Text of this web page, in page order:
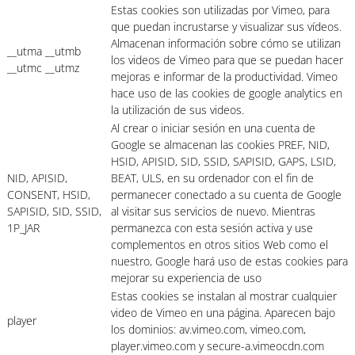
__utma __utmb
__utmc __utmz
Estas cookies son utilizadas por Vimeo, para
que puedan incrustarse y visualizar sus vídeos.
Almacenan información sobre cómo se utilizan
los videos de Vimeo para que se puedan hacer
mejoras e informar de la productividad. Vimeo
hace uso de las cookies de google analytics en
la utilización de sus videos.
NID, APISID,
CONSENT, HSID,
SAPISID, SID, SSID,
1P_JAR
Al crear o iniciar sesión en una cuenta de
Google se almacenan las cookies PREF, NID,
HSID, APISID, SID, SSID, SAPISID, GAPS, LSID,
BEAT, ULS, en su ordenador con el fin de
permanecer conectado a su cuenta de Google
al visitar sus servicios de nuevo. Mientras
permanezca con esta sesión activa y use
complementos en otros sitios Web como el
nuestro, Google hará uso de estas cookies para
mejorar su experiencia de uso
player
Estas cookies se instalan al mostrar cualquier
video de Vimeo en una página. Aparecen bajo
los dominios: av.vimeo.com, vimeo.com,
player.vimeo.com y secure-a.vimeocdn.com